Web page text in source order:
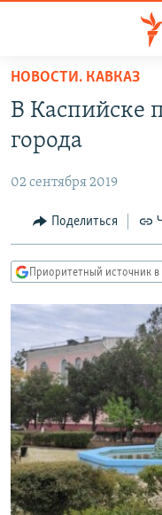
упрощенного
доступа
основному
Вернутся
главной
навигации
Вернутся
поиску
АВТОРСКИЕ ПРОЕКТЫ
ЦИТАТЫ СВОБОДЫ
МНЕНИЯ
IDEL.РЕАЛИИ
КАВКАЗ.РЕАЛИИ
СЕВЕР.РЕАЛИИ
СИБИРЬ.РЕАЛИИ
РАСПИСАНИЕ
ПОДПИШИТЕСЬ НА
СОЦИАЛЬНЫЕ СЕТИ
НОВОСТИ. КАВКАЗ
В Каспийске
города
02 сентября 2019
Поделиться
Приоритетный источник в